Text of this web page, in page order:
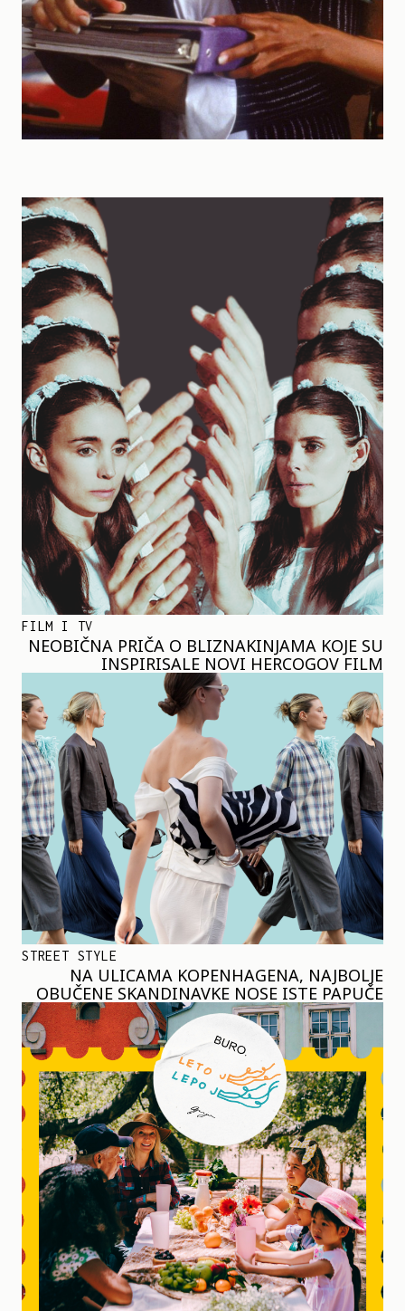
FILM I TV
NEOBIČNA PRIČA O BLIZNAKINJAMA KOJE SU
INSPIRISALE NOVI HERCOGOV FILM
STREET STYLE
NA ULICAMA KOPENHAGENA, NAJBOLJE
OBUČENE SKANDINAVKE NOSE ISTE PAPUČE